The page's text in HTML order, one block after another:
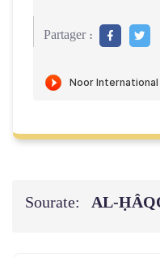
Partager :
Sourate: AL-